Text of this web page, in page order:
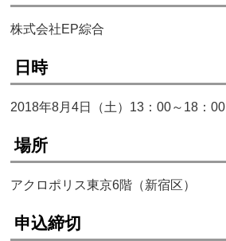
株式会社EP綜合
日時
2018年8月4日（土）13：00～18：00
場所
アクロポリス東京6階（新宿区）
申込締切